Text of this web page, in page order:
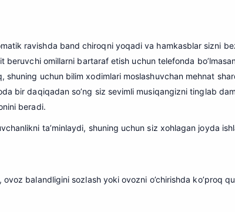
ravishda band chiroqni yoqadi va hamkasblar sizni
omillarni bartaraf etish uchun telefonda
shuning uchun bilim xodimlari moslashuvchan mehnat
bir daqiqadan so’ng siz sevimli musiqangizni tinglab
beradi.
ta’minlaydi, shuning uchun siz xohlagan joyda
balandligini sozlash yoki ovozni o’chirishda ko’proq